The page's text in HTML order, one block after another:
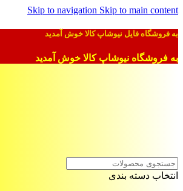
Skip to navigation Skip to main content
به فروشگاه فایل نیوشاپ کالا خوش آمدید
به فروشگاه نیوشاپ کالا خوش آمدید
انتخاب دسته بندی